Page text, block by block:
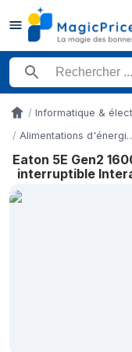
Rechercher un produit
Accueil
Alimentations
Eaton 5E Gen2
interruptible
Historique des prix
8 mai 2026